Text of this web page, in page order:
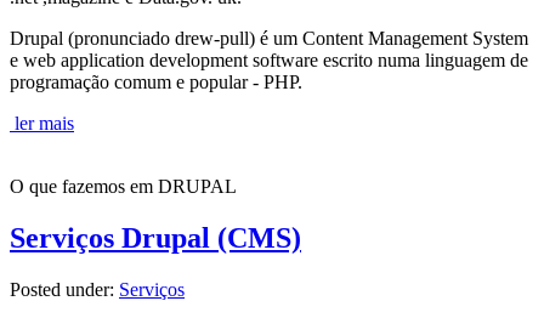
Drupal (pronunciado drew-pull) é um Content Management System
e web application development software escrito numa linguagem de
programação comum e popular - PHP.
ler mais
O que fazemos em DRUPAL
Serviços Drupal (CMS)
Posted under: Serviços